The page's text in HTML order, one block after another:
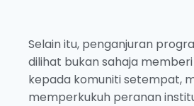
Selain itu, penganjuran
dilihat bukan sahaja
kepada komuniti setempat,
memperkukuh peranan